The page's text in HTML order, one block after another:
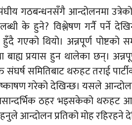
गठबन्धनसँगै आन्दोलनमा
के हुने? विश्लेषण गर्नै पर्ने
गएको थियो। अन्नपूर्ण पोष्टको
बाह्य प्रयास हुन थालेका छन्।
समितिबाट थरुहट तराई
गरेको देखिन्छ। यसले
ठहर भइसकेको थरुहट
आन्दोलन प्रतिको मोह रहिरहने